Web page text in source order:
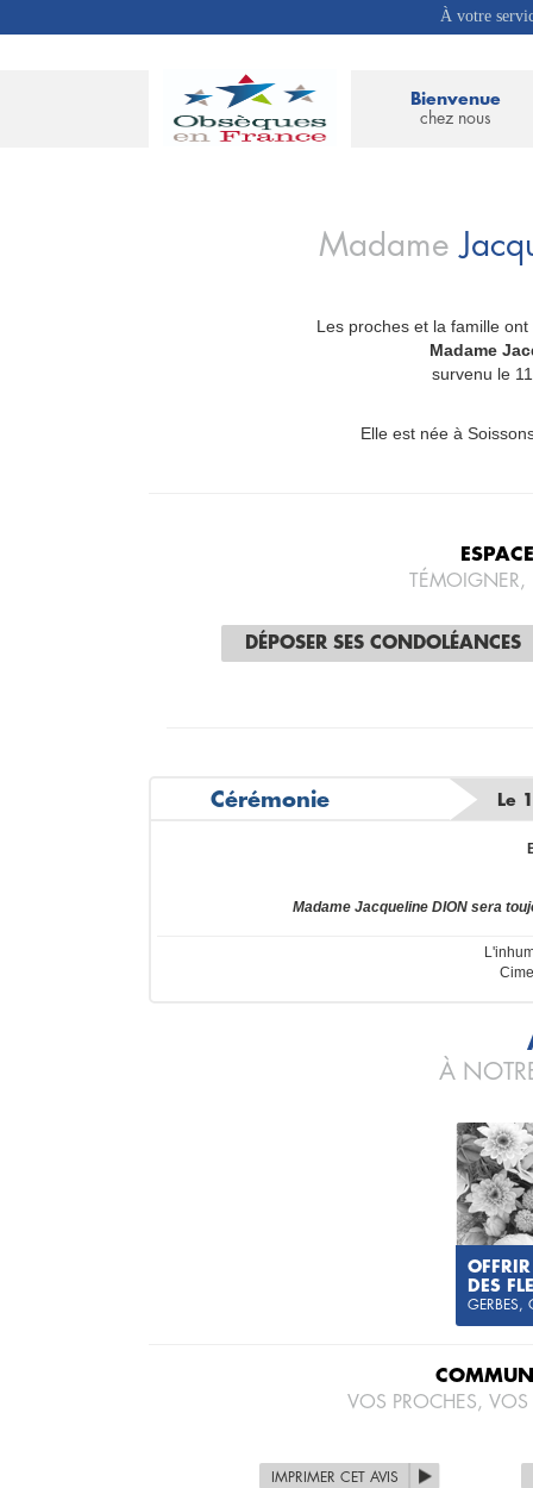
À votre
Bienvenue
chez nous
Madame
Les proches et la famille
Madame
survenu le
Elle est née à
DÉPOSER SES CONDOLÉANCES
Cérémonie Le
Madame Jacqueline DION sera
À
OFFRIR
DES
GERBES,
VOS PROCHES,
IMPRIMER CET AVIS